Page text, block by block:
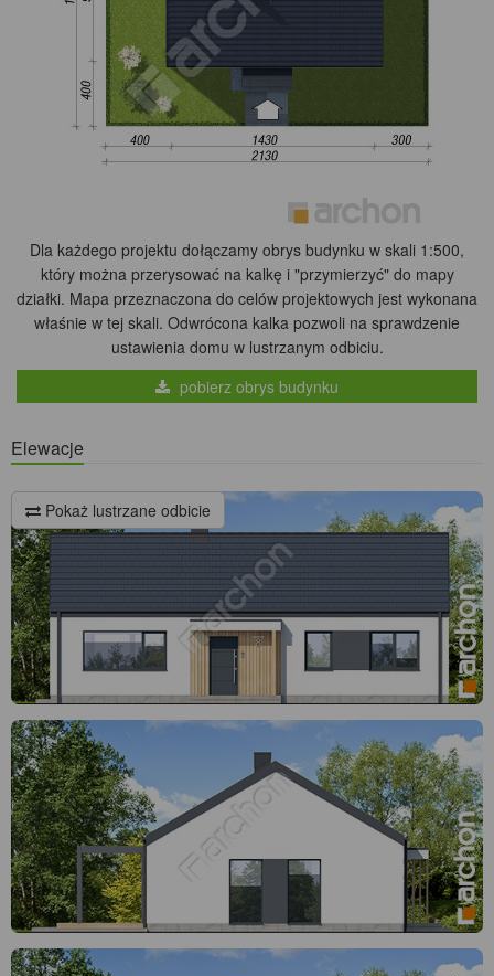
Dla każdego projektu dołączamy obrys budynku w skali 1:500,
który można przerysować na kalkę i "przymierzyć" do mapy
działki. Mapa przeznaczona do celów projektowych jest wykonana
właśnie w tej skali. Odwrócona kalka pozwoli na sprawdzenie
ustawienia domu w lustrzanym odbiciu.
pobierz obrys budynku
Elewacje
Pokaż lustrzane odbicie